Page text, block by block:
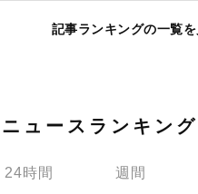
記事ランキングの一覧
ニュースランキング
24時間 週間